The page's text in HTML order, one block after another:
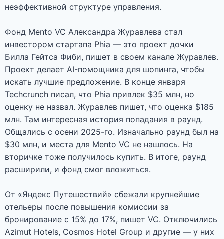
неэффективной структуре управления.
Фонд Mento VC Александра Журавлева стал
инвестором стартапа Phia — это проект дочки
Билла Гейтса Фиби, пишет в своем канале Журавлев.
Проект делает AI-помощника для шопинга, чтобы
искать лучшие предложение. В конце января
Techcrunch писал, что Phia привлек $35 млн, но
оценку не назвал. Журавлев пишет, что оценка $185
млн. Там интересная история попадания в раунд.
Общались с осени 2025-го. Изначально раунд был на
$30 млн, и места для Mento VC не нашлось. На
вторичке тоже получилось купить. В итоге, раунд
расширили, и фонд смог вложиться.
От «Яндекс Путешествий» сбежали крупнейшие
отельеры после повышения комиссии за
бронирование с 15% до 17%, пишет VC. Отключились
Azimut Hotels, Cosmos Hotel Group и другие — у них